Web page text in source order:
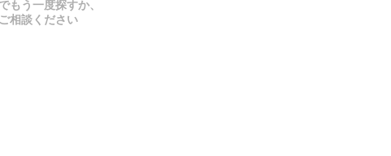
もう一度探すか、
相談ください